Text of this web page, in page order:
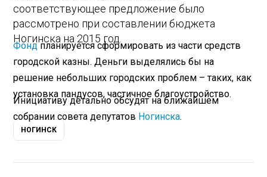
соответствующее предложение было
рассмотрено при составлении бюджета
Ногинска на 2015 год.
Фондпланируется сформировать из части средств
городской казны. Деньги выделялись бы на
решение небольших городских проблем – таких, как
установка пандусов, частичное благоустройство.
Инициативу детально обсудят на ближайшем
собрании совета депутатов Ногинска.
НОГИНСК